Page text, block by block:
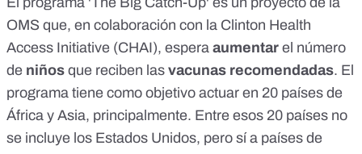
OMS que, en colaboración con la Clinton Health
Access Initiative (CHAI), espera aumentar el número
de niños que reciben las vacunas recomendadas. El
programa tiene como objetivo actuar en 20 países de
África y Asia, principalmente. Entre esos 20 países no
se incluye los Estados Unidos, pero sí a países de